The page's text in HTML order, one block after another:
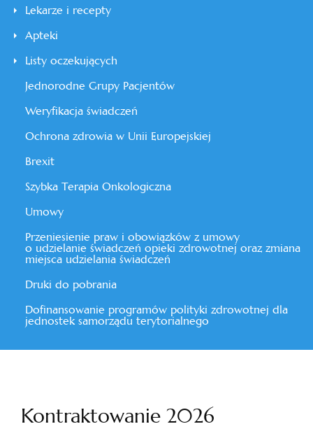
Lekarze i recepty
Apteki
Listy oczekujących
Jednorodne Grupy Pacjentów
Weryfikacja świadczeń
Ochrona zdrowia w Unii Europejskiej
Brexit
Szybka Terapia Onkologiczna
Umowy
Przeniesienie praw i obowiązków z umowy
o udzielanie świadczeń opieki zdrowotnej oraz zmiana
miejsca udzielania świadczeń
Druki do pobrania
Dofinansowanie programów polityki zdrowotnej dla
jednostek samorządu terytorialnego
Kontraktowanie 2026